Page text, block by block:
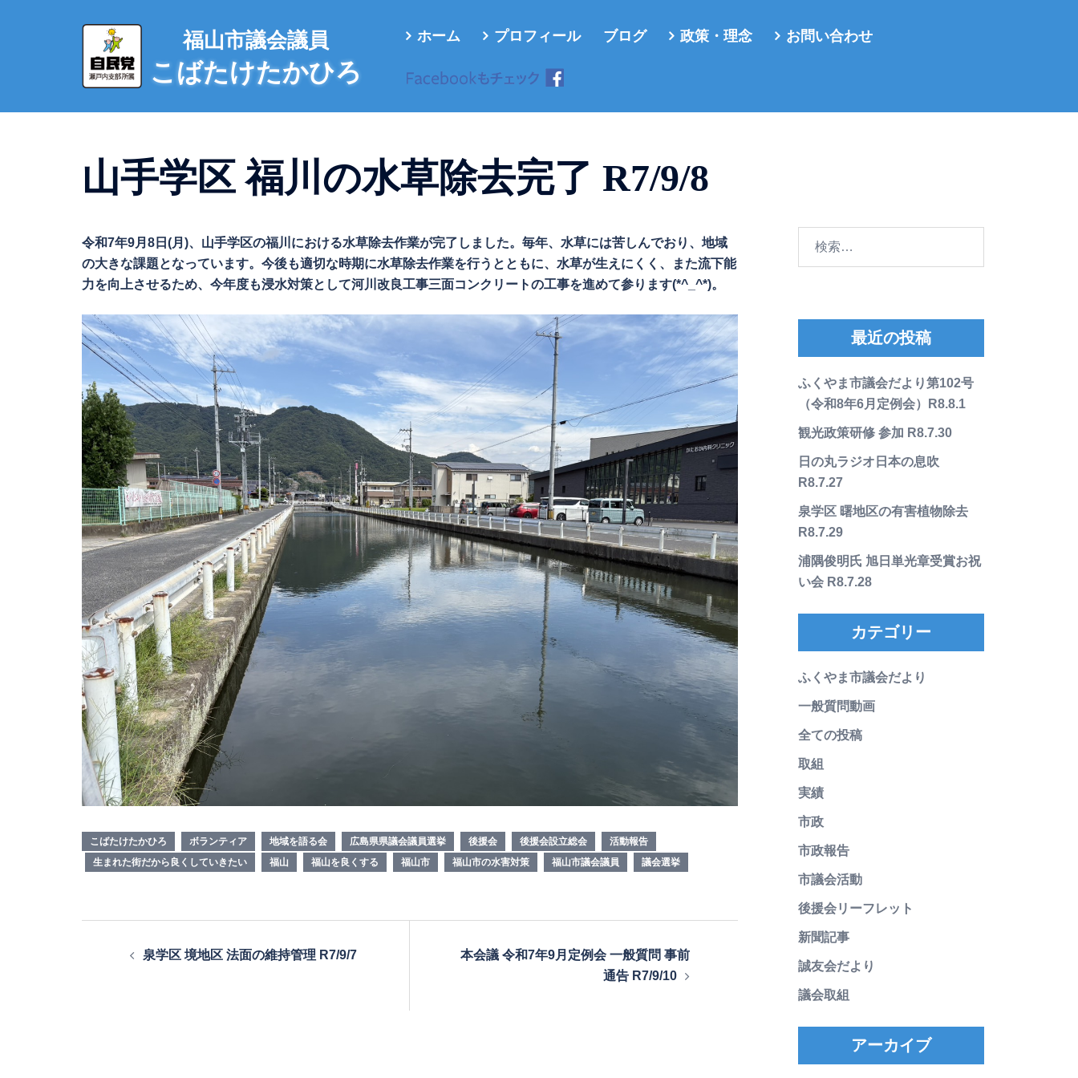
へ
福山市議会議員
こばたけたかひろ
ホーム プロフィール ブログ 政策・理念 お問い合わせ
山手学区 福川の水草除去完了 R7/9/8
令和7年9月8日(月)、山手学区の福川における水草除去作業が完了しました。毎年、水草には苦しんでおり、地域
の大きな課題となっています。今後も適切な時期に水草除去作業を行うとともに、水草が生えにくく、また流下能
力を向上させるため、今年度も浸水対策として河川改良工事三面コンクリートの工事を進めて参ります(*^_^*)。
こばたけたかひろ ボランティア 地域を語る会 広島県県議会議員選挙 後援会 後援会設立総会
活動報告
生まれた街だから良くしていきたい
福山 福山を良くする 福山市 福山市の水害対策 福山市議会議員 議会選挙
泉学区 境地区 法面の維持管理 R7/9/7
本会議 令和7年9月定例会 一般質問 事前
通告 R7/9/10
最近の投稿
ふくやま市議会だより第102号
（令和8年6月定例会）R8.8.1
観光政策研修 参加 R8.7.30
日の丸ラジオ日本の息吹
R8.7.27
泉学区 曙地区の有害植物除去
R8.7.29
浦隅俊明氏 旭日単光章受賞お祝
い会 R8.7.28
カテゴリー
ふくやま市議会だより
一般質問動画
全ての投稿
取組
実績
市政
市政報告
市議会活動
後援会リーフレット
新聞記事
誠友会だより
議会取組
アーカイブ